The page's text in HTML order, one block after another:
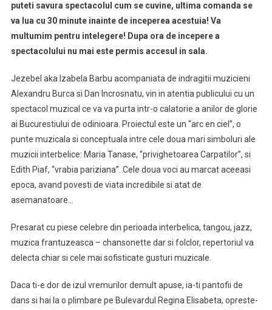
puteti savura spectacolul cum se cuvine, ultima comanda se
va lua cu 30 minute inainte de inceperea acestuia! Va
multumim pentru intelegere! Dupa ora de incepere a
spectacolului nu mai este permis accesul in sala.
Jezebel aka Izabela Barbu acompaniata de indragitii muzicieni
Alexandru Burca si Dan Incrosnatu, vin in atentia publicului cu un
spectacol muzical ce va va purta intr-o calatorie a anilor de glorie
ai Bucurestiului de odinioara. Proiectul este un “arc en ciel”, o
punte muzicala si conceptuala intre cele doua mari simboluri ale
muzicii interbelice: Maria Tanase, “privighetoarea Carpatilor”, si
Edith Piaf, “vrabia pariziana”. Cele doua voci au marcat aceeasi
epoca, avand povesti de viata incredibile si atat de
asemanatoare…
Presarat cu piese celebre din perioada interbelica, tangou, jazz,
muzica frantuzeasca – chansonette dar si folclor, repertoriul va
delecta chiar si cele mai sofisticate gusturi muzicale.
Daca ti-e dor de izul vremurilor demult apuse, ia-ti pantofii de
dans si hai la o plimbare pe Bulevardul Regina Elisabeta, opreste-